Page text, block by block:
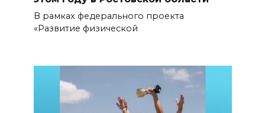
В рамках федерального проекта
«Развитие физической